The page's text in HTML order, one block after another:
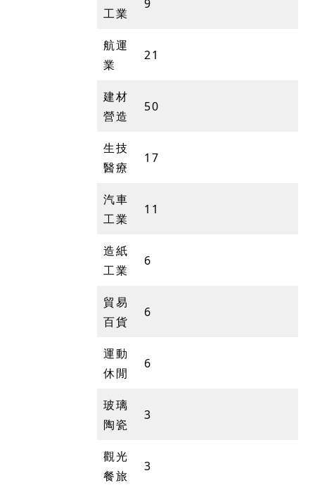
工業
9
航運
業
21
建材
營造
50
生技
醫療
17
汽車
工業
11
造紙
工業
6
貿易
百貨
6
運動
休閒
6
玻璃
陶瓷
3
觀光
餐旅
3